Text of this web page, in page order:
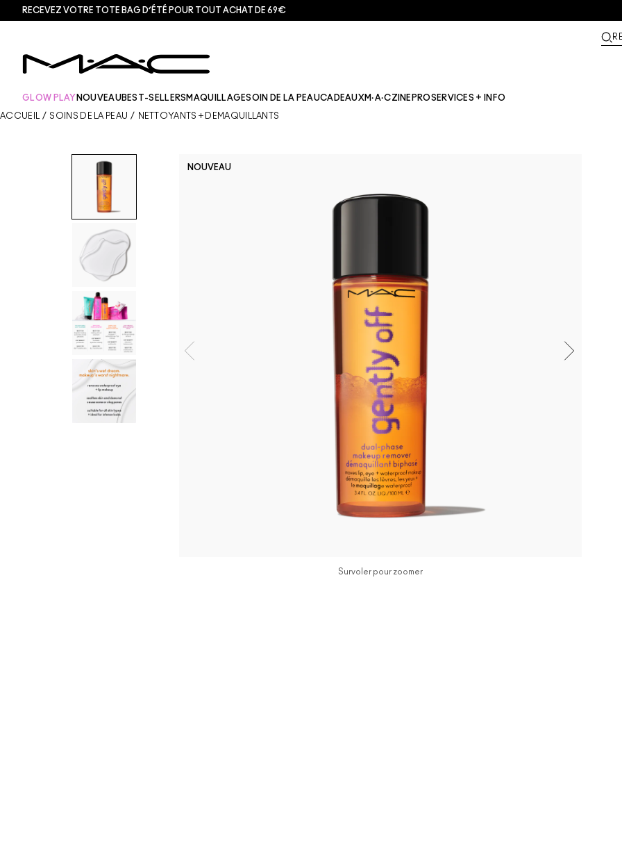
RECEVEZ VOTRE TOTE BAG D’ÉTÉ POUR TOUT ACHAT DE 69€
GLOW PLAY NOUVEAUBEST-SELLERS MAQUILLAGESOIN DE LA PEAUCADEAUX M·A·CZINE​ PROSERVICES + INFO
ACCUEIL / SOINS DE LA PEAU / NETTOYANTS + DÉMAQUILLANTS
NOUVEAU
Survoler pour zoomer